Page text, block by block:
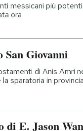
messicani più
ora
San Giovanni
di Anis Amri
sparatoria in
E. Jason